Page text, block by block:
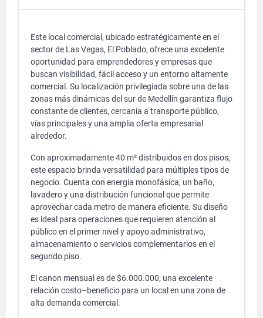
Este local comercial, ubicado estratégicamente en el
sector de Las Vegas, El Poblado, ofrece una excelente
oportunidad para emprendedores y empresas que
buscan visibilidad, fácil acceso y un entorno altamente
comercial. Su localización privilegiada sobre una de las
zonas más dinámicas del sur de Medellín garantiza flujo
constante de clientes, cercanía a transporte público,
vías principales y una amplia oferta empresarial
alrededor.
Con aproximadamente 40 m² distribuidos en dos pisos,
este espacio brinda versatilidad para múltiples tipos de
negocio. Cuenta con energía monofásica, un baño,
lavadero y una distribución funcional que permite
aprovechar cada metro de manera eficiente. Su diseño
es ideal para operaciones que requieren atención al
público en el primer nivel y apoyo administrativo,
almacenamiento o servicios complementarios en el
segundo piso.
El canon mensual es de $6.000.000, una excelente
relación costo–beneficio para un local en una zona de
alta demanda comercial.